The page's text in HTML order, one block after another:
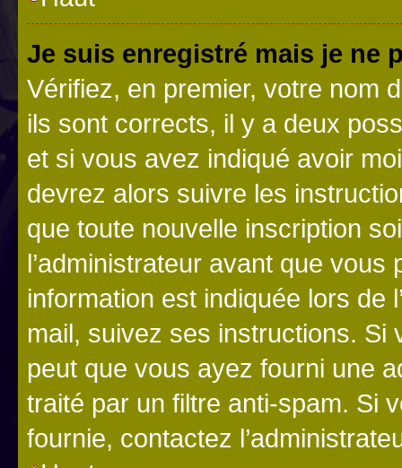
Je suis enregistré mais je ne
Vérifiez, en premier, votre nom
ils sont corrects, il y a deux
et si vous avez indiqué avoir
devrez alors suivre les
que toute nouvelle inscription
l’administrateur avant que
information est indiquée lors de
mail, suivez ses instructions. Si
peut que vous ayez fourni une
traité par un filtre anti-spam. Si
fournie, contactez